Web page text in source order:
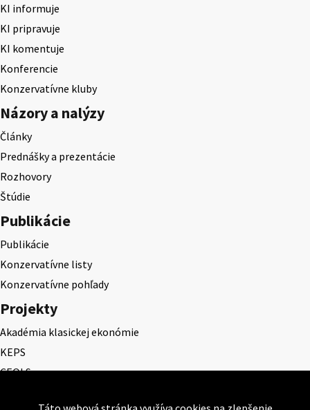
KI informuje
KI pripravuje
KI komentuje
Konferencie
Konzervatívne kluby
Názory a nalýzy
Články
Prednášky a prezentácie
Rozhovory
Štúdie
Publikácie
Publikácie
Konzervatívne listy
Konzervatívne pohľady
Projekty
Akadémia klasickej ekonómie
KEPS
CEQLS